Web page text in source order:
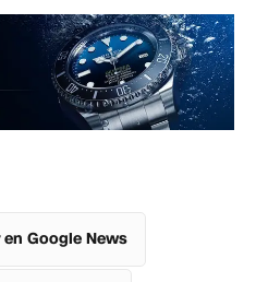
en Google News